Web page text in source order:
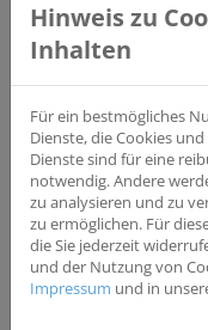
Netzwerkstrukturen und
Patientenversorgung
allem dazu dienen, sich
Vernetzung zu vertiefen.
Weitere Informationen
ZUR ÜBERSICHT
Hinweis zu
Inhalten
Für ein bestmögliches
Dienste, die Cookies
Dienste sind für eine
notwendig. Andere
zu analysieren und zu
zu ermöglichen. Für
die Sie jederzeit
und der Nutzung von
Impressum und in